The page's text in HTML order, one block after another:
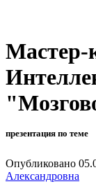
Мастер-
презентация по теме
Опубликовано
Александровна